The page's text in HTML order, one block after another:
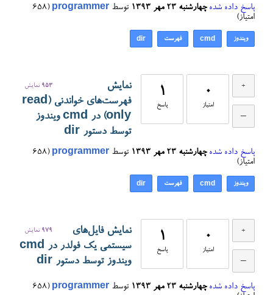
پاسخ داده شده چهارشنبه ۲۳ مهر ۱۳۹۳ توسط programmer
(
658
امتیاز)
ویندوز cmd فهرست dir
0
امتیاز
1
پاسخ
953 نمایش
نمایش
فهرست‌های خواندنی (read
only) در cmd ویندوز
توسط دستور dir
پاسخ داده شده چهارشنبه ۲۳ مهر ۱۳۹۳ توسط programmer
(
658
امتیاز)
ویندوز cmd فهرست dir
0
امتیاز
1
پاسخ
979 نمایش
نمایش فایل‌های
سیستمی یک فولدر در cmd
ویندوز توسط دستور dir
پاسخ داده شده چهارشنبه ۲۳ مهر ۱۳۹۳ توسط programmer
(
658